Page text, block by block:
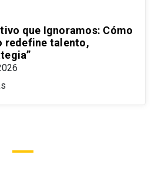
que Ignoramos: Cómo
redefine talento,